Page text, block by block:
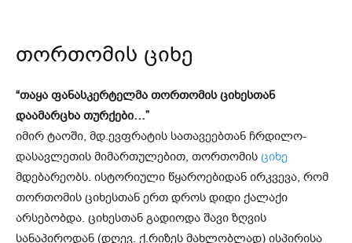
თორთომის ციხე
“თაყა ფანასკერტელმა თორთომის ციხესთან
დაამარცხა თურქები…”
იმირ ტაოში, მდ.ევფრატის სათავეებთან ჩრდილო-
დასავლეთის მიმართულებით, თორთომის ციხე
მდებარეობს. ისტორიული წყაროებიდან ირკვევა, რომ
თორთომის ციხესთან ერთ დროს დიდი ქალაქი
არსებობდა. ციხესთან გადიოდა შავი ზღვის
სანაპიროდან (დღევ. ქ.რიზეს მახლობლად) ისპირისა